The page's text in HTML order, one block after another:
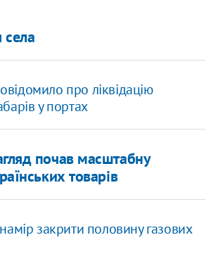
про ліквідацію
у портах
почав масштабну
товарів
закрити половину газових